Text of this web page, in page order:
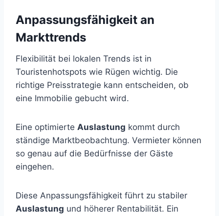
Anpassungsfähigkeit an
Markttrends
Flexibilität bei lokalen Trends ist in
Touristenhotspots wie Rügen wichtig. Die
richtige Preisstrategie kann entscheiden, ob
eine Immobilie gebucht wird.
Eine optimierte Auslastung kommt durch
ständige Marktbeobachtung. Vermieter können
so genau auf die Bedürfnisse der Gäste
eingehen.
Diese Anpassungsfähigkeit führt zu stabiler
Auslastung und höherer Rentabilität. Ein